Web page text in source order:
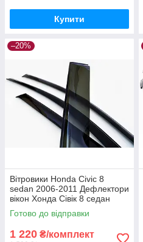
Купити
–20%
Вітровики Honda Civic 8
sedan 2006-2011 Дефлектори
вікон Хонда Сівік 8 седан
вітровики 4шт
Готово до відправки
1 220 ₴/комплект